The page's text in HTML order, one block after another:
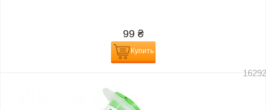
99 ₴
Купить